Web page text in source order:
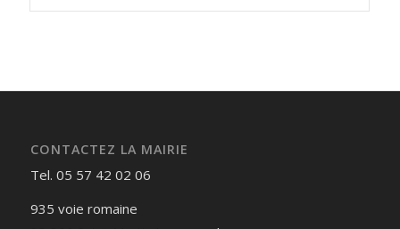
CONTACTEZ LA MAIRIE
Tel. 05 57 42 02 06
935 voie romaine